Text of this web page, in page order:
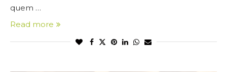
quem …
Read more